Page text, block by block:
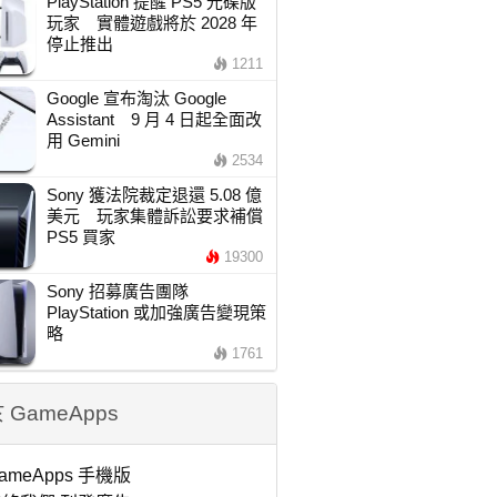
玩家 實體遊戲將於 2028 年
停止推出
1211
Google 宣布淘汰 Google
Assistant 9 月 4 日起全面改
用 Gemini
2534
Sony 獲法院裁定退還 5.08 億
美元 玩家集體訴訟要求補償
PS5 買家
19300
Sony 招募廣告團隊
PlayStation 或加強廣告變現策
略
1761
GameApps
手機版